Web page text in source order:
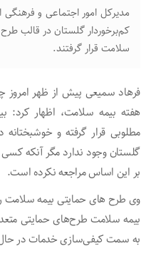
مدیرکل امور اجتماعی و
سلامت قرار گرفتند.
هفته بیمه سلامت، اظهار
مطلوبی قرار گرفته و
گلستان وجود ندارد مگر آنکه
بر این اساس مراجعه نکرده است.
وی طرح های حمایتی بیمه سلامت
بیمه سلامت طرح‌های حمایتی
به سمت کیفی‌سازی خدمات در